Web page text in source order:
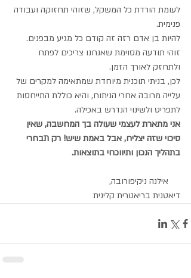
לעומת הורדת כל המשקל, שזוהי תחזוקה ועבודה
פנימית.
להיות בן אדם רזה זה קודם כל מגיע מבפנים.
זוהי תודעה מסוימת שאנחנו צריכים לפתח
ולתחזק לאורך הזמן.
לכן, בניתי תוכנית מיוחדת שמתאימה למקרים של
עלייה מרובה אחרי הניתוח, והיא כוללת התייחסות
לתפריט ולשינוי הנדרש באכילה.
אני מתארת לעצמי שעולה בך המחשבה, שאין
סיכוי שזה יצליח, אבל באמת שיש! רק תבחרי
בתהליך הנכון ותיווכחי בתוצאות.
דיאטנית בריאטרית קלינית